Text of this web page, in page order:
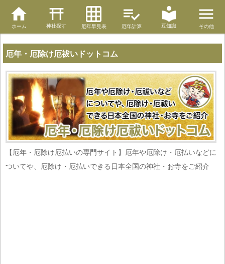
ホーム 神社探す 厄年早見表 厄年計算 豆知識 その他
厄年・厄除け厄祓いドットコム
【厄年・厄除け厄払いの専門サイト】厄年や厄除け・厄払いなどに
ついてや、厄除け・厄払いできる日本全国の神社・お寺をご紹介